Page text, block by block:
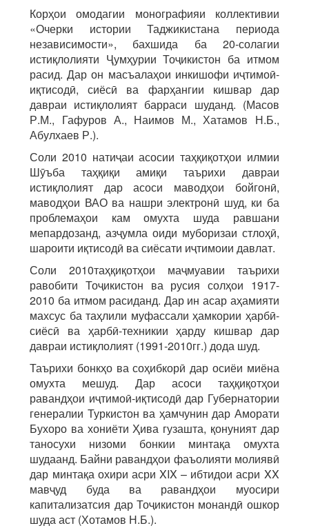
Корҳои омодагии монографияи коллективии
«Очерки истории Таджикистана периода
независимости», бахшида ба 20-солагии
истиқлолияти Ҷумҳурии Тоҷикистон ба итмом
расид. Дар он масъалаҳои инкишофи иҷтимоӣ-
иқтисодӣ, сиёсӣ ва фарҳангии кишвар дар
давраи истиқлолият барраси шуданд. (Масов
Р.М., Гафуров А., Наимов М., Хатамов Н.Б.,
Абулхаев Р.).
Соли 2010 натиҷаи асосии таҳқиқотҳои илмии
Шӯъба таҳқиқи амиқи таърихи давраи
истиқлолият дар асоси маводҳои бойгонӣ,
маводҳои ВАО ва нашри электронӣ шуд, ки ба
проблемаҳои кам омухта шуда равшани
мепардозанд, азҷумла оиди муборизаи стлоҳӣ,
шароити иқтисодӣ ва сиёсати иҷтимоии давлат.
Соли 2010таҳқиқотҳои маҷмуавии таърихи
равобити Тоҷикистон ва русия солҳои 1917-
2010 ба итмом расиданд. Дар ин асар аҳамияти
махсус ба таҳлили муфассали ҳамкории ҳарбӣ-
сиёсӣ ва ҳарбӣ-техникии ҳарду кишвар дар
давраи истиқлолият (1991-2010гг.) дода шуд.
Таърихи бонкҳо ва соҳибкорӣ дар осиёи миёна
омухта мешуд. Дар асоси таҳқиқотҳои
равандҳои иҷтимоӣ-иқтисодӣ дар Губернатории
генералии Туркистон ва ҳамчунин дар Аморати
Бухоро ва хониёти Ҳива гузашта, қонуният дар
таносухи низоми бонкии минтақа омухта
шудаанд. Байни равандҳои фаъолияти молиявӣ
дар минтақа охири асри XIX – ибтидои асри XX
мавҷуд буда ва равандҳои муосири
капитализатсия дар Тоҷикистон монандӣ ошкор
шуда аст (Хотамов Н.Б.).